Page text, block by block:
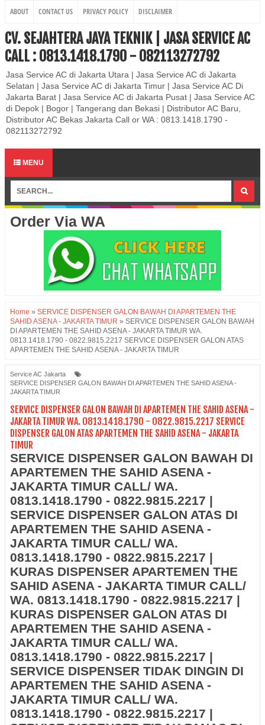
ABOUT CONTACT US PRIVACY POLICY DISCLAIMER
CV. SEJAHTERA JAYA TEKNIK | JASA SERVICE AC
CALL : 0813.1418.1790 - 082113272792
Jasa Service AC di Jakarta Utara | Jasa Service AC di Jakarta
Selatan | Jasa Service AC di Jakarta Timur | Jasa Service AC Di
Jakarta Barat | Jasa Service AC di Jakarta Pusat | Jasa Service AC
di Depok | Bogor | Tangerang dan Bekasi | Distributor AC Baru,
Distributor AC Bekas Jakarta Call or WA : 0813.1418.1790 -
082113272792
MENU
Order Via WA
Home » SERVICE DISPENSER GALON BAWAH DI APARTEMEN THE
SAHID ASENA - JAKARTA TIMUR » SERVICE DISPENSER GALON BAWAH
DI APARTEMEN THE SAHID ASENA - JAKARTA TIMUR WA.
0813.1418.1790 - 0822.9815.2217 SERVICE DISPENSER GALON ATAS
APARTEMEN THE SAHID ASENA - JAKARTA TIMUR
Service AC Jakarta
SERVICE DISPENSER GALON BAWAH DI APARTEMEN THE SAHID ASENA -
JAKARTA TIMUR
SERVICE DISPENSER GALON BAWAH DI APARTEMEN THE SAHID ASENA -
JAKARTA TIMUR WA. 0813.1418.1790 - 0822.9815.2217 SERVICE
DISPENSER GALON ATAS APARTEMEN THE SAHID ASENA - JAKARTA
TIMUR
SERVICE DISPENSER GALON BAWAH DI
APARTEMEN THE SAHID ASENA -
JAKARTA TIMUR CALL/ WA.
0813.1418.1790 - 0822.9815.2217 |
SERVICE DISPENSER GALON ATAS DI
APARTEMEN THE SAHID ASENA -
JAKARTA TIMUR CALL/ WA.
0813.1418.1790 - 0822.9815.2217 |
KURAS DISPENSER APARTEMEN THE
SAHID ASENA - JAKARTA TIMUR CALL/
WA. 0813.1418.1790 - 0822.9815.2217 |
KURAS DISPENSER GALON ATAS DI
APARTEMEN THE SAHID ASENA -
JAKARTA TIMUR CALL/ WA.
0813.1418.1790 - 0822.9815.2217 |
SERVICE DISPENSER TIDAK DINGIN DI
APARTEMEN THE SAHID ASENA -
JAKARTA TIMUR CALL/ WA.
0813.1418.1790 - 0822.9815.2217 |